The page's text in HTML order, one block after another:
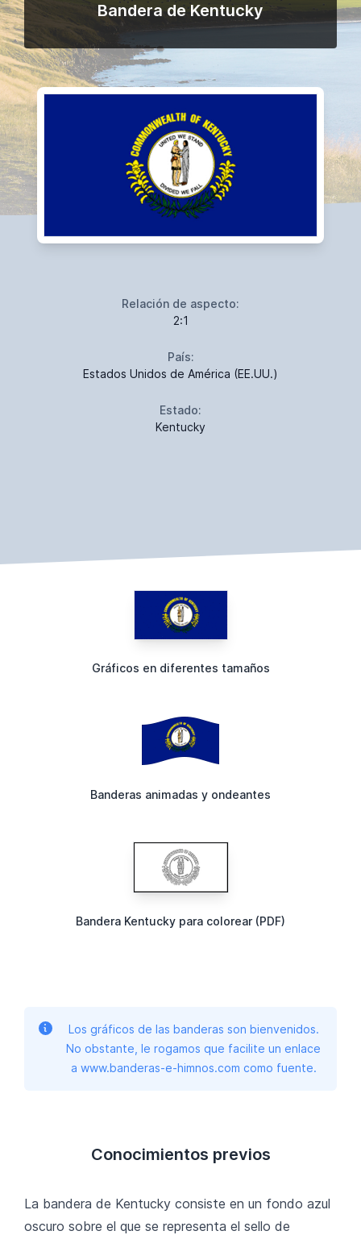
Bandera de Kentucky
Relación de aspecto:
2:1
País:
Estados Unidos de América (EE.UU.)
Estado:
Kentucky
Gráficos en diferentes tamaños
Banderas animadas y ondeantes
Bandera Kentucky para colorear (PDF)
Los gráficos de las banderas son bienvenidos.
No obstante, le rogamos que facilite un enlace
a www.banderas-e-himnos.com como fuente.
Conocimientos previos
La bandera de Kentucky consiste en un fondo azul
oscuro sobre el que se representa el sello de